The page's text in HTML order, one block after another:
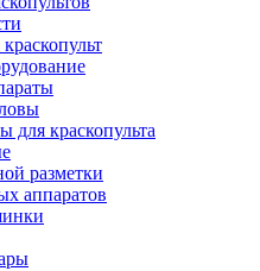
для краскопульта
разметки
аппаратов